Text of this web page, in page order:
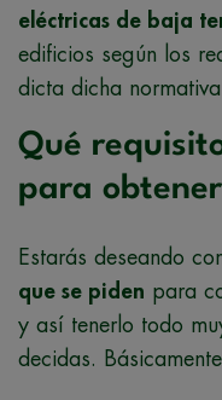
eléctricas de baja
edificios según los
dicta dicha
Qué
para
Estarás deseando
que se piden para
y así tenerlo todo
decidas.